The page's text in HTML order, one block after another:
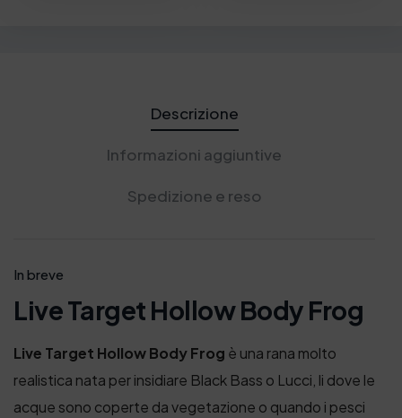
Descrizione
Informazioni aggiuntive
Spedizione e reso
In breve
Live Target Hollow Body Frog
Live Target Hollow Body Frog è una rana molto
realistica nata per insidiare Black Bass o Lucci, li dove le
acque sono coperte da vegetazione o quando i pesci